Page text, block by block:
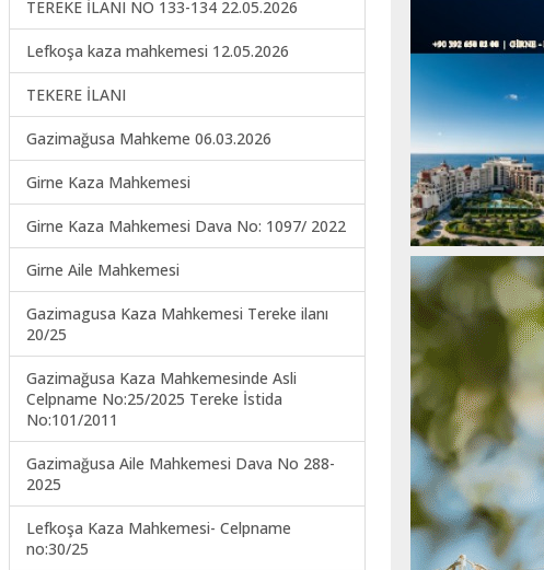
TEREKE İLANI NO 133-134 22.05.2026
Lefkoşa kaza mahkemesi 12.05.2026
TEKERE İLANI
Gazimağusa Mahkeme 06.03.2026
Girne Kaza Mahkemesi
Girne Kaza Mahkemesi Dava No: 1097/ 2022
Girne Aile Mahkemesi
Gazimagusa Kaza Mahkemesi Tereke ilanı
20/25
Gazimağusa Kaza Mahkemesinde Asli
Celpname No:25/2025 Tereke İstida
No:101/2011
Gazimağusa Aile Mahkemesi Dava No 288-
2025
Lefkoşa Kaza Mahkemesi- Celpname
no:30/25